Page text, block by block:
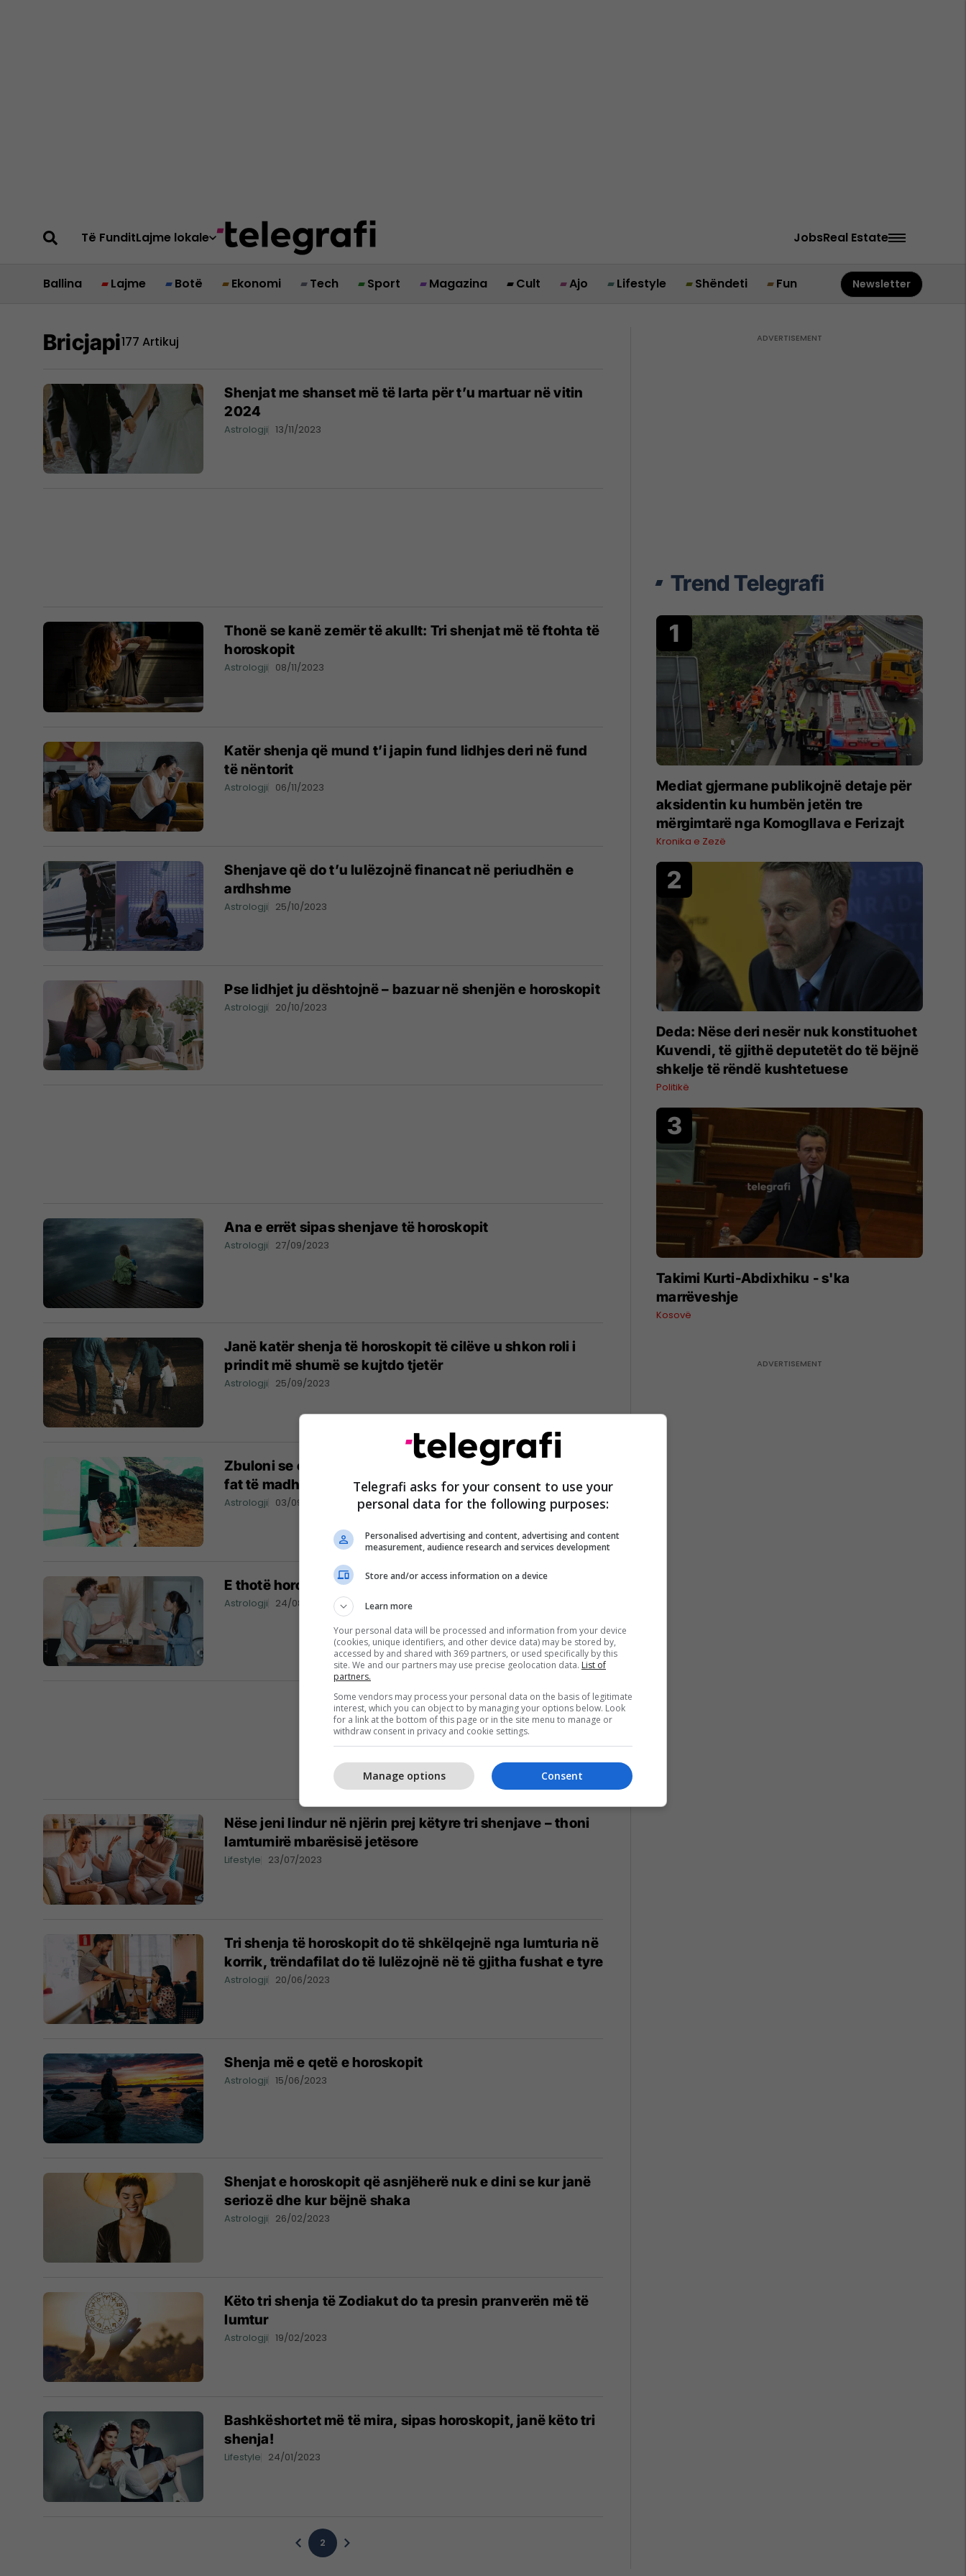
Të FunditLajme lokale JobsReal Estate
Ballina Lajme Botë Ekonomi Tech Sport Magazina Cult Ajo Lifestyle Shëndeti Fun Newsletter
Bricjapi177 Artikuj
Shenjat me shanset më të larta për t’u martuar në vitin
2024
Astrologji 13/11/2023
Thonë se kanë zemër të akullt: Tri shenjat më të ftohta të
horoskopit
Astrologji 08/11/2023
Katër shenja që mund t’i japin fund lidhjes deri në fund
të nëntorit
Astrologji 06/11/2023
Shenjave që do t’u lulëzojnë financat në periudhën e
ardhshme
Astrologji 25/10/2023
Pse lidhjet ju dështojnë – bazuar në shenjën e horoskopit
Astrologji 20/10/2023
Ana e errët sipas shenjave të horoskopit
Astrologji 27/09/2023
Janë katër shenja të horoskopit të cilëve u shkon roli i
prindit më shumë se kujtdo tjetër
Astrologji 25/09/2023
Zbuloni se cilat janë tri shenjat e zodiakut që do të kenë
fat të madh në vjeshtë!
Astrologji 03/09/2023
E thotë horoskopi: Shenjat që nuk mund të jenë miq
Astrologji 24/08/2023
Nëse jeni lindur në njërin prej këtyre tri shenjave – thoni
lamtumirë mbarësisë jetësore
Lifestyle 23/07/2023
Tri shenja të horoskopit do të shkëlqejnë nga lumturia në
korrik, trëndafilat do të lulëzojnë në të gjitha fushat e tyre
Astrologji 20/06/2023
Shenja më e qetë e horoskopit
Astrologji 15/06/2023
Shenjat e horoskopit që asnjëherë nuk e dini se kur janë
seriozë dhe kur bëjnë shaka
Astrologji 26/02/2023
Këto tri shenja të Zodiakut do ta presin pranverën më të
lumtur
Astrologji 19/02/2023
Bashkëshortet më të mira, sipas horoskopit, janë këto tri
shenja!
Lifestyle 24/01/2023
2
Trend Telegrafi
Mediat gjermane publikojnë detaje për
aksidentin ku humbën jetën tre
mërgimtarë nga Komogllava e Ferizajt
Kronika e Zezë
Deda: Nëse deri nesër nuk konstituohet
Kuvendi, të gjithë deputetët do të bëjnë
shkelje të rëndë kushtetuese
Politikë
Takimi Kurti-Abdixhiku - s'ka
marrëveshje
Kosovë
Telegrafi asks for your consent to use your
personal data for the following purposes:
Personalised advertising and content, advertising and content
measurement, audience research and services development
Store and/or access information on a device
Learn more
Your personal data will be processed and information from your device
(cookies, unique identifiers, and other device data) may be stored by,
accessed by and shared with 369 partners, or used specifically by this
site. We and our partners may use precise geolocation data. List of
partners.
Some vendors may process your personal data on the basis of legitimate
interest, which you can object to by managing your options below. Look
for a link at the bottom of this page or in the site menu to manage or
withdraw consent in privacy and cookie settings.
Consent
Manage options